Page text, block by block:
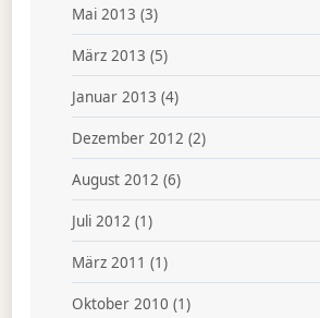
Mai 2013 (3)
März 2013 (5)
Januar 2013 (4)
Dezember 2012 (2)
August 2012 (6)
Juli 2012 (1)
März 2011 (1)
Oktober 2010 (1)